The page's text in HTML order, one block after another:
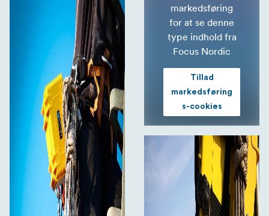
markedsføring
for at se denne
type indhold fra
Focus Nordic
Tillad
markedsføring
s-cookies